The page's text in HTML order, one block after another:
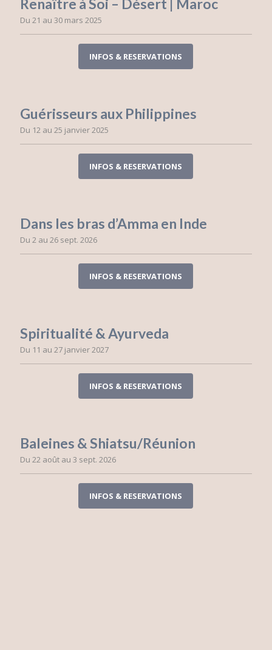
Renaître à Soi – Désert | Maroc
Du 21 au 30 mars 2025
INFOS & RESERVATIONS
Guérisseurs aux Philippines
Du 12 au 25 janvier 2025
INFOS & RESERVATIONS
Dans les bras d’Amma en Inde
Du 2 au 26 sept. 2026
INFOS & RESERVATIONS
Spiritualité & Ayurveda
Du 11 au 27 janvier 2027
INFOS & RESERVATIONS
Baleines & Shiatsu/Réunion
Du 22 août au 3 sept. 2026
INFOS & RESERVATIONS